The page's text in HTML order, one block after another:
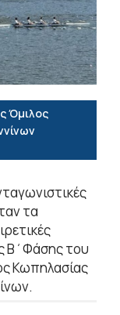
Όμιλος
τα
Β΄Φάσης του
Κωπηλασίας